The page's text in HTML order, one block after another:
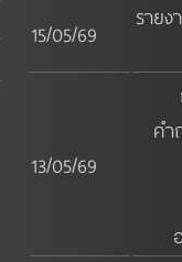
15/05/69
ราย
13/05/69
คำ